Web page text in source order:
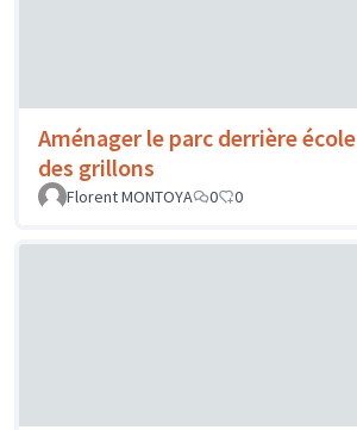
Aménager le parc derrière école
des grillons
Florent MONTOYA
0 0